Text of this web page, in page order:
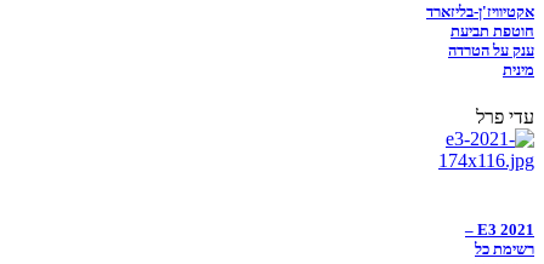
אקטיוויז'ן-בליזארד
חוטפת תביעת
ענק על הטרדה
מינית
עדי פרל
E3 2021 –
רשימת כל